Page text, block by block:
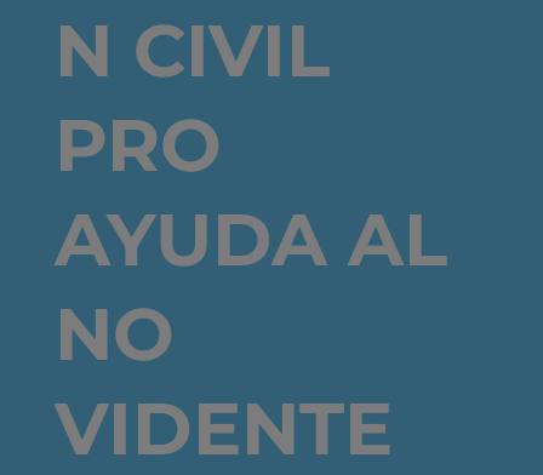
N CIVIL
PRO
AYUDA AL
NO
VIDENTE